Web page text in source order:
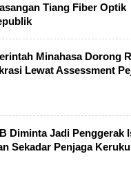
Tiang Fiber Optik
Minahasa Dorong
Lewat Assessment
Diminta Jadi Penggerak
Sekadar Penjaga